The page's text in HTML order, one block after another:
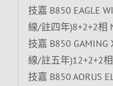
技嘉 B850 EAGLE
線/註四年)8+2+2相
技嘉 B850 GAMING
線/註五年)12+2+2
技嘉 B850 AORUS